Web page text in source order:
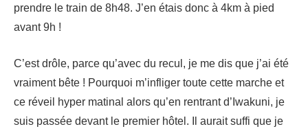
prendre le train de 8h48. J’en étais donc à 4km à pied
avant 9h !
C’est drôle, parce qu’avec du recul, je me dis que j’ai été
vraiment bête ! Pourquoi m’infliger toute cette marche et
ce réveil hyper matinal alors qu’en rentrant d’Iwakuni, je
suis passée devant le premier hôtel. Il aurait suffi que je